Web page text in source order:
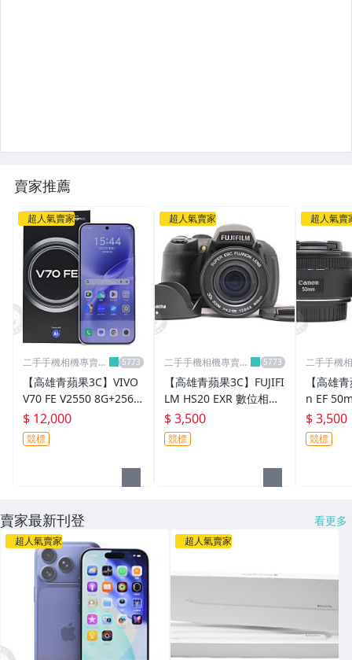
賣家推薦
超人氣賣家
二手手機相機專賣
【高雄青蘋果3C】VIVO
V70 FE V2550 8G+256G
B ANDROID 16 銀 極新
品 二手手機#104941
$ 12,000
競標
超人氣賣家
二手手機相機專賣
【高雄青蘋果3C】FUJIFI
LM HS20 EXR 數位相機
二手相機#106836
$ 3,500
競標
超人氣賣
二手手機
【高雄
n EF
焦鏡 二
#99161
$ 3,500
競標
賣家最新刊登 看更多
超人氣賣家 超人氣賣家